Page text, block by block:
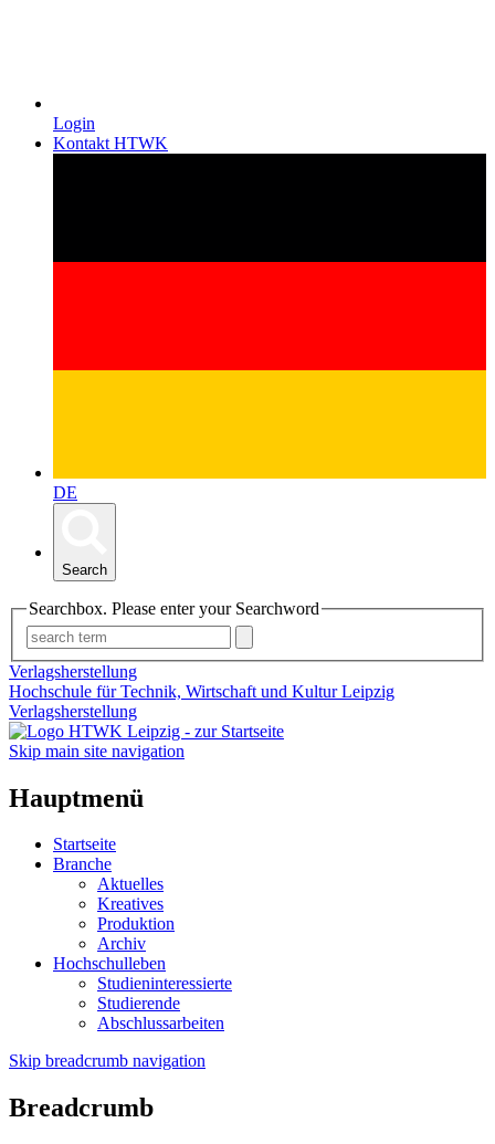
Login
Kontakt HTWK
DE
Search
Searchbox. Please enter your Searchword
Verlagsherstellung
Hochschule für Technik, Wirtschaft und Kultur Leipzig
Verlagsherstellung
Skip main site navigation
Hauptmenü
Startseite
Branche
Aktuelles
Kreatives
Produktion
Archiv
Hochschulleben
Studieninteressierte
Studierende
Abschlussarbeiten
Skip breadcrumb navigation
Breadcrumb